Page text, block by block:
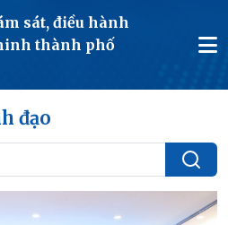
sát, điều hành
thành phố
đạo